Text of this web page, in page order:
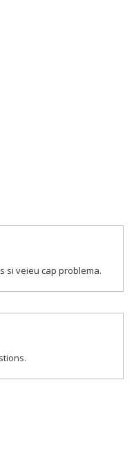
si veieu cap problema.